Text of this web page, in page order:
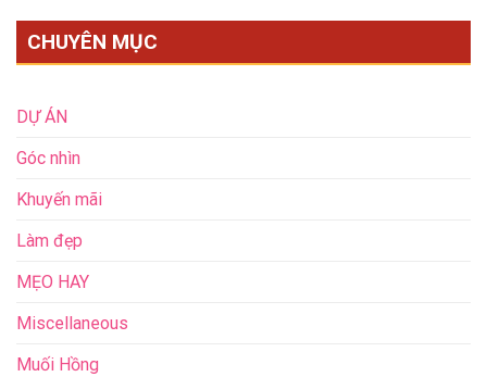
CHUYÊN MỤC
DỰ ÁN
Góc nhìn
Khuyến mãi
Làm đẹp
MẸO HAY
Miscellaneous
Muối Hồng